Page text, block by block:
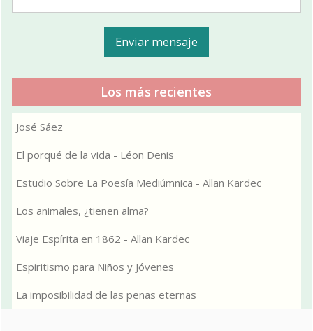
Los más recientes
José Sáez
El porqué de la vida - Léon Denis
Estudio Sobre La Poesía Mediúmnica - Allan Kardec
Los animales, ¿tienen alma?
Viaje Espírita en 1862 - Allan Kardec
Espiritismo para Niños y Jóvenes
La imposibilidad de las penas eternas